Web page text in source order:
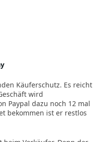
Käuferschutz. Es reicht
wird
Paypal dazu noch 12 mal
bekommen ist er restlos